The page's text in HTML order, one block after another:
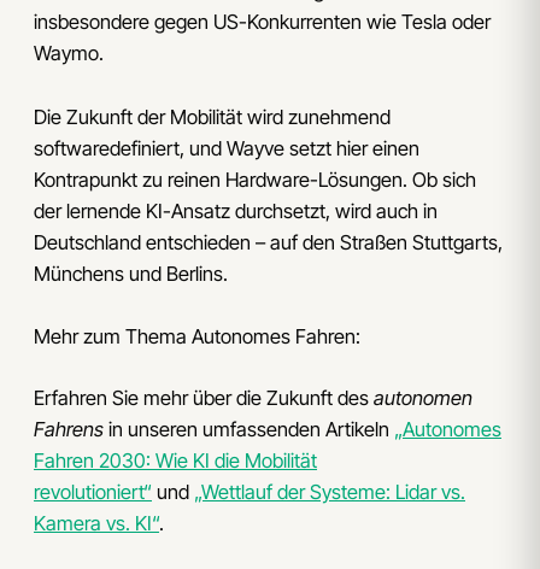
insbesondere gegen US-Konkurrenten wie Tesla oder
Waymo.
Die Zukunft der Mobilität wird zunehmend
softwaredefiniert, und Wayve setzt hier einen
Kontrapunkt zu reinen Hardware-Lösungen. Ob sich
der lernende KI-Ansatz durchsetzt, wird auch in
Deutschland entschieden – auf den Straßen Stuttgarts,
Münchens und Berlins.
Mehr zum Thema Autonomes Fahren:
Erfahren Sie mehr über die Zukunft des autonomen
Fahrens in unseren umfassenden Artikeln „Autonomes
Fahren 2030: Wie KI die Mobilität
revolutioniert“ und „Wettlauf der Systeme: Lidar vs.
Kamera vs. KI“.